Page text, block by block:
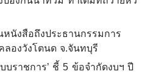
หนังสือถึงประธานกรรมการ
ลองวังโตนด จ.จันทบุรี
บราชการ’ ชี้ 5 ข้อจำกัดงบฯ ปี